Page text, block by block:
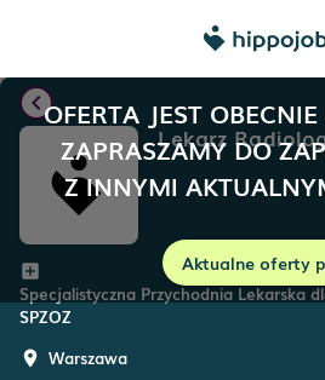
OFERTA JEST
ZAPRASZAMY DO
Z INNYMI
Aktualne oferty
chevron_left
Lekarz
add_box
Specjalistyczna Przychodnia Lekarska
SPZOZ
room Warszawa